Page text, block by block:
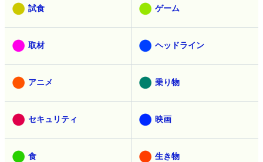
試食 ゲーム
取材 ヘッドライン
アニメ 乗り物
セキュリティ 映画
食 生き物